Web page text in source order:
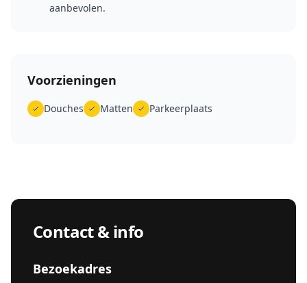
aanbevolen.
Voorzieningen
Douches Matten Parkeerplaats
Contact & info
Bezoekadres